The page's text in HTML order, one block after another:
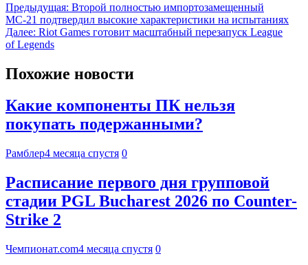
Предыдущая: Второй полностью импортозамещенный
МС-21 подтвердил высокие характеристики на испытаниях
Далее: Riot Games готовит масштабный перезапуск League
of Legends
Похожие новости
Какие компоненты ПК нельзя
покупать подержанными?
Рамблер4 месяца спустя 0
Расписание первого дня групповой
стадии PGL Bucharest 2026 по Counter-
Strike 2
Чемпионат.com4 месяца спустя 0